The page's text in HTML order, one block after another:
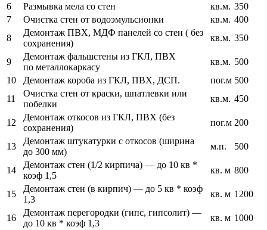
6
Размывка мела со стен кв.м. 350
7
Очистка стен от водоэмульсионки кв.м. 400
8
Демонтаж ПВХ, МДФ панелей со стен ( без
сохранения)
кв.м. 350
9
Демонтаж фальшстены из ГКЛ, ПВХ
по металлокаркасу
кв.м. 500
10
Демонтаж короба из ГКЛ, ПВХ, ДСП. пог.м 500
11
Очистка стен от краски, шпатлевки или
побелки
кв.м. 450
12
Демонтаж откосов из ГКЛ, ПВХ (без
сохранения)
пог.м 200
13
Демонтаж штукатурки с откосов (ширина
до 300 мм)
м.п. 500
14
Демонтаж стен (1/2 кирпича) — до 10 кв *
коэф 1,5
кв. м 800
15
Демонтаж стен (в кирпич) — до 5 кв * коэф
1,3
кв. м 1200
16
Демонтаж перегородки (гипс, гипсолит) —
до 10 кв * коэф 1,3
кв. м 1000